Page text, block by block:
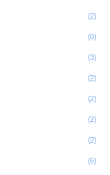
(2)
(0)
(3)
(2)
(2)
(2)
(2)
(6)